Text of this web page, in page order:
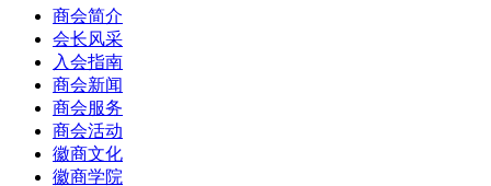
商会简介
会长风采
入会指南
商会新闻
商会服务
商会活动
徽商文化
徽商学院